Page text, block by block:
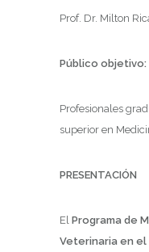
Prof. Dr. Milton
Público objetivo:
Profesionales
superior en
PRESENTACIÓN
El Programa de
Veterinaria en el